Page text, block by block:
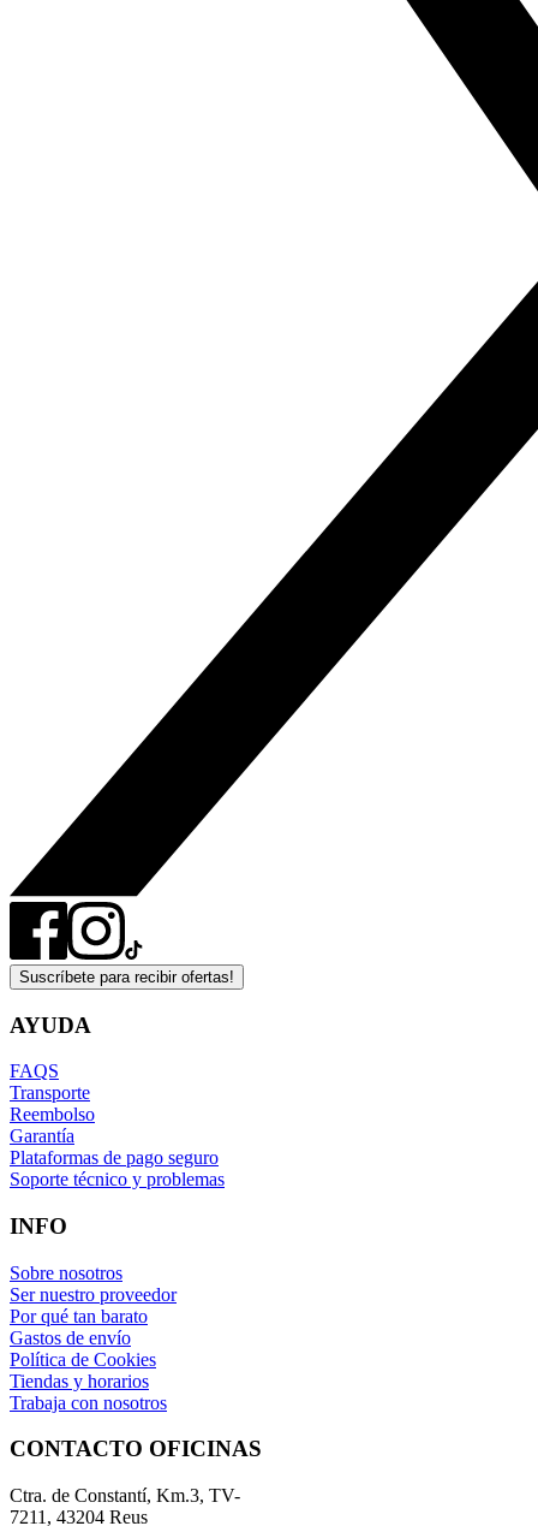
Suscríbete para recibir ofertas!
AYUDA
FAQS
Transporte
Reembolso
Garantía
Plataformas de pago seguro
Soporte técnico y problemas
INFO
Sobre nosotros
Ser nuestro proveedor
Por qué tan barato
Gastos de envío
Política de Cookies
Tiendas y horarios
Trabaja con nosotros
CONTACTO OFICINAS
Ctra. de Constantí, Km.3, TV-
7211, 43204 Reus